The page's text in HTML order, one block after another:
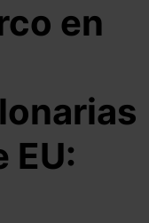
en
EU: